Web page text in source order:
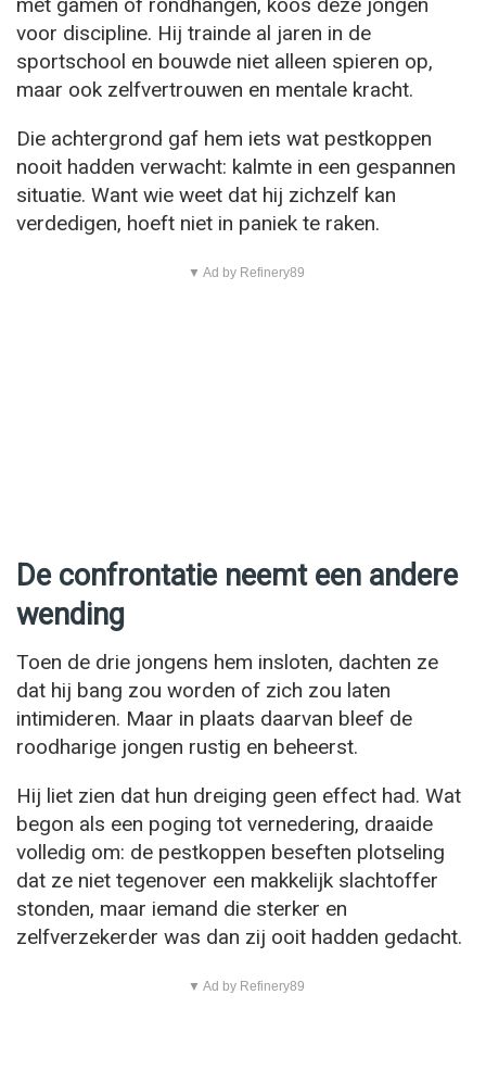
voor discipline. Hij trainde al jaren in de
sportschool en bouwde niet alleen spieren op,
maar ook zelfvertrouwen en mentale kracht.
Die achtergrond gaf hem iets wat pestkoppen
nooit hadden verwacht: kalmte in een gespannen
situatie. Want wie weet dat hij zichzelf kan
verdedigen, hoeft niet in paniek te raken.
▼ Ad by Refinery89
De confrontatie neemt een andere
wending
Toen de drie jongens hem insloten, dachten ze
dat hij bang zou worden of zich zou laten
intimideren. Maar in plaats daarvan bleef de
roodharige jongen rustig en beheerst.
Hij liet zien dat hun dreiging geen effect had. Wat
begon als een poging tot vernedering, draaide
volledig om: de pestkoppen beseften plotseling
dat ze niet tegenover een makkelijk slachtoffer
stonden, maar iemand die sterker en
zelfverzekerder was dan zij ooit hadden gedacht.
▼ Ad by Refinery89